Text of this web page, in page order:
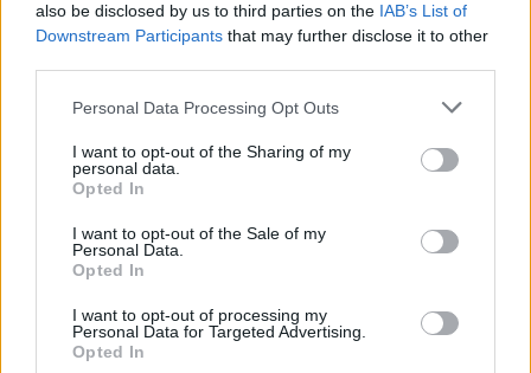
also be disclosed by us to third parties on the IAB’s List of
Downstream Participants that may further disclose it to other
Please note that this website/app uses one or more Google
not limited to your visit or usage behaviour. You may click to
grant or deny consent to Google and its third-party tags to
use your data for below specified purposes in below Google
consent section.
Personal Data Processing Opt Outs
I want to opt-out of the Sharing of my
personal data.
Opted In
I want to opt-out of the Sale of my
Personal Data.
Opted In
I want to opt-out of processing my
Personal Data for Targeted Advertising.
Opted In